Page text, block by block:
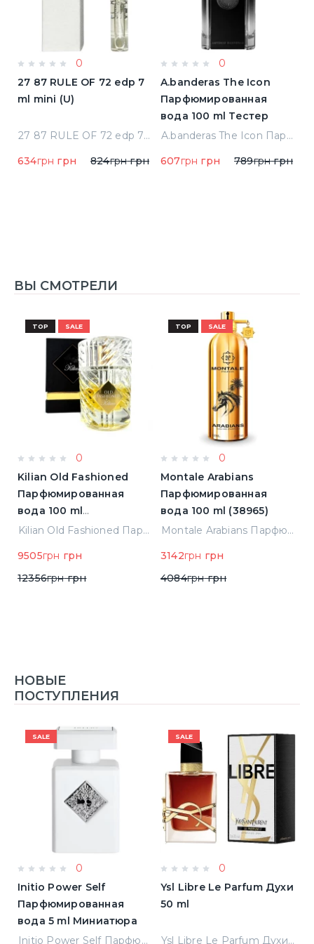
0
27 87 RULE OF 72 edp 7
ml mini (U)
27 87 RULE OF 72 edp 7 ml mini (U)
634грн грн 824грнгрн
0
A.banderas The Icon
Парфюмированная
вода 100 ml Тестер
A.banderas The Icon Парфюмированная вода 100 ml Тестер
607грн грн 789грнгрн
ВЫ СМОТРЕЛИ
TOP SALE
0
Kilian Old Fashioned
Парфюмированная
вода 100 ml
(3700550240723)
Kilian Old Fashioned Парфюмированная вода 100 ml (3700550240723)
9505грн грн
12356грнгрн
TOP SALE
0
Montale Arabians
Парфюмированная
вода 100 ml (38965)
Montale Arabians Парфюмированная вода 100 ml (38965)
3142грн грн
4084грнгрн
НОВЫЕ
ПОСТУПЛЕНИЯ
SALE
0
Initio Power Self
Парфюмированная
вода 5 ml Миниатюра
Initio Power Self Парфюмированная вода 5 ml Миниатюра
SALE
0
Ysl Libre Le Parfum Духи
50 ml
Ysl Libre Le Parfum Духи 50 ml